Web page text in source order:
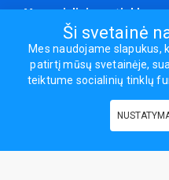
Mes socialiniuose tinkluose
Visos teisės saugomos.
Sporto ir laisvalaikio prekės,
Ši svetainė
Mes naudojame slapukus,
patirtį mūsų svetainėje,
teiktume socialinių tinklų